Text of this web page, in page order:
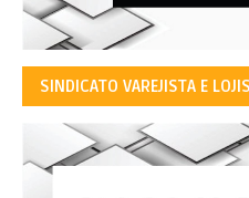
SINDICATO VAREJISTA E